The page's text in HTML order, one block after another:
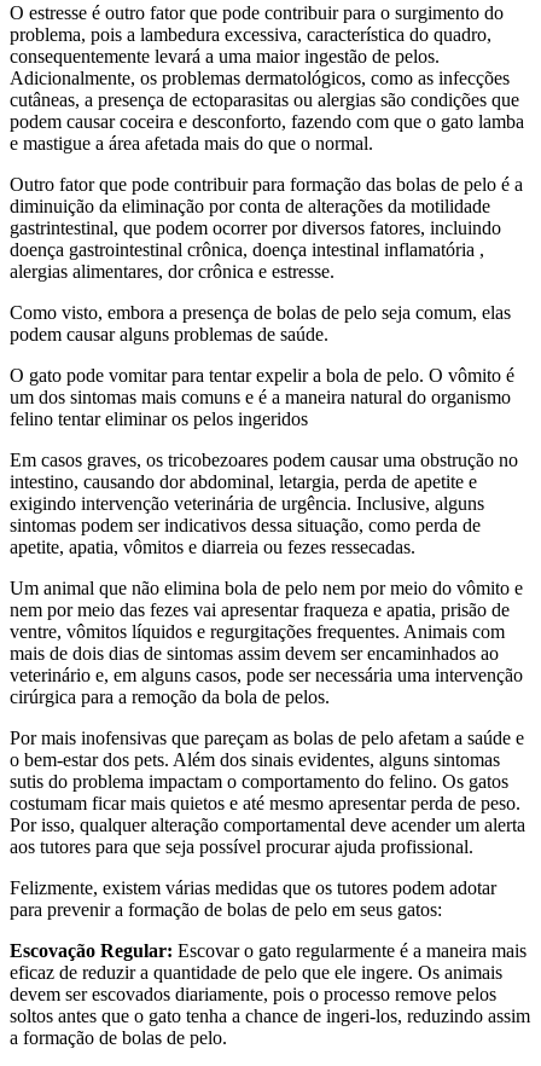
O estresse é outro fator que pode contribuir para o surgimento do
problema, pois a lambedura excessiva, característica do quadro,
consequentemente levará a uma maior ingestão de pelos.
Adicionalmente, os problemas dermatológicos, como as infecções
cutâneas, a presença de ectoparasitas ou alergias são condições que
podem causar coceira e desconforto, fazendo com que o gato lamba
e mastigue a área afetada mais do que o normal.
Outro fator que pode contribuir para formação das bolas de pelo é a
diminuição da eliminação por conta de alterações da motilidade
gastrintestinal, que podem ocorrer por diversos fatores, incluindo
doença gastrointestinal crônica, doença intestinal inflamatória ,
alergias alimentares, dor crônica e estresse.
Como visto, embora a presença de bolas de pelo seja comum, elas
podem causar alguns problemas de saúde.
O gato pode vomitar para tentar expelir a bola de pelo. O vômito é
um dos sintomas mais comuns e é a maneira natural do organismo
felino tentar eliminar os pelos ingeridos
Em casos graves, os tricobezoares podem causar uma obstrução no
intestino, causando dor abdominal, letargia, perda de apetite e
exigindo intervenção veterinária de urgência. Inclusive, alguns
sintomas podem ser indicativos dessa situação, como perda de
apetite, apatia, vômitos e diarreia ou fezes ressecadas.
Um animal que não elimina bola de pelo nem por meio do vômito e
nem por meio das fezes vai apresentar fraqueza e apatia, prisão de
ventre, vômitos líquidos e regurgitações frequentes. Animais com
mais de dois dias de sintomas assim devem ser encaminhados ao
veterinário e, em alguns casos, pode ser necessária uma intervenção
cirúrgica para a remoção da bola de pelos.
Por mais inofensivas que pareçam as bolas de pelo afetam a saúde e
o bem-estar dos pets. Além dos sinais evidentes, alguns sintomas
sutis do problema impactam o comportamento do felino. Os gatos
costumam ficar mais quietos e até mesmo apresentar perda de peso.
Por isso, qualquer alteração comportamental deve acender um alerta
aos tutores para que seja possível procurar ajuda profissional.
Felizmente, existem várias medidas que os tutores podem adotar
para prevenir a formação de bolas de pelo em seus gatos:
Escovação Regular: Escovar o gato regularmente é a maneira mais
eficaz de reduzir a quantidade de pelo que ele ingere. Os animais
devem ser escovados diariamente, pois o processo remove pelos
soltos antes que o gato tenha a chance de ingeri-los, reduzindo assim
a formação de bolas de pelo.